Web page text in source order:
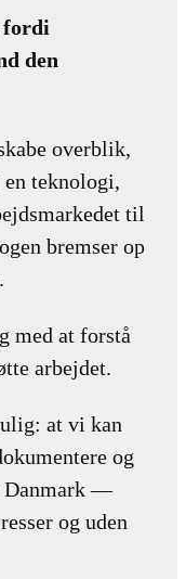
fordi
den
overblik,
teknologi,
til
bremser op
med at forstå
arbejdet.
at vi kan
og
Danmark —
og uden